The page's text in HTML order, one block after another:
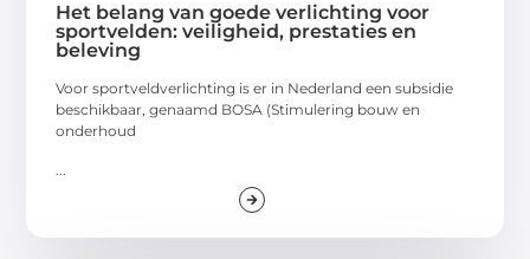
Het belang van goede verlichting voor
sportvelden: veiligheid, prestaties en
beleving
Voor sportveldverlichting is er in Nederland een subsidie
beschikbaar, genaamd BOSA (Stimulering bouw en
onderhoud